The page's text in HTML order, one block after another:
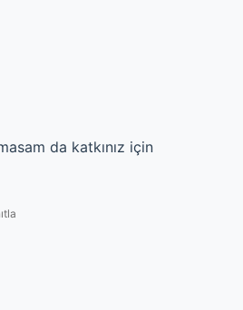
da katkınız için